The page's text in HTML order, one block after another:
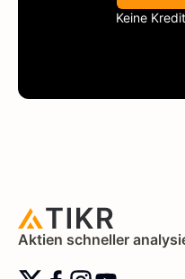
Keine
Aktien schneller